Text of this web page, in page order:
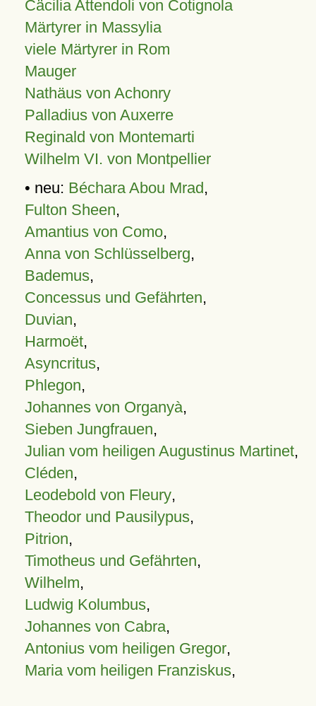
Cäcilia Attendoli von Cotignola
Märtyrer in Massylia
viele Märtyrer in Rom
Mauger
Nathäus von Achonry
Palladius von Auxerre
Reginald von Montemarti
Wilhelm VI. von Montpellier
• neu: Béchara Abou Mrad,
Fulton Sheen,
Amantius von Como,
Anna von Schlüsselberg,
Bademus,
Concessus und Gefährten,
Duvian,
Harmoët,
Asyncritus,
Phlegon,
Johannes von Organyà,
Sieben Jungfrauen,
Julian vom heiligen Augustinus Martinet,
Cléden,
Leodebold von Fleury,
Theodor und Pausilypus,
Pitrion,
Timotheus und Gefährten,
Wilhelm,
Ludwig Kolumbus,
Johannes von Cabra,
Antonius vom heiligen Gregor,
Maria vom heiligen Franziskus,